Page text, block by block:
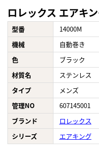
ロレックス エアキ
型番
14000M
機械
自動巻き
色
ブラック
材質名
ステンレス
タイプ
メンズ
管理NO
607145001
ブランド
ロレックス
シリーズ
エアキング